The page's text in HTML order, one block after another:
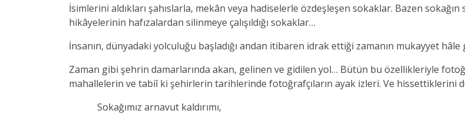
İsimlerini aldıkları şahıslarla, mekân veya hadiselerle özdeşleşen sokaklar. Bazen
hikâyelerinin hafızalardan silinmeye çalışıldığı sokaklar…
İnsanın, dünyadaki yolculuğu başladığı andan itibaren idrak ettiği zamanın mukayyet
Zaman gibi şehrin damarlarında akan, gelinen ve gidilen yol… Bütün bu özellikleriyle
mahallelerin ve tabiî ki şehirlerin tarihlerinde fotoğrafçıların ayak izleri. Ve hissettiklerini
Sokağımız arnavut kaldırımı,